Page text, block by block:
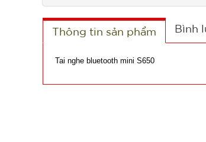
Thông tin sản phẩm Bình
Tai nghe bluetooth mini S650